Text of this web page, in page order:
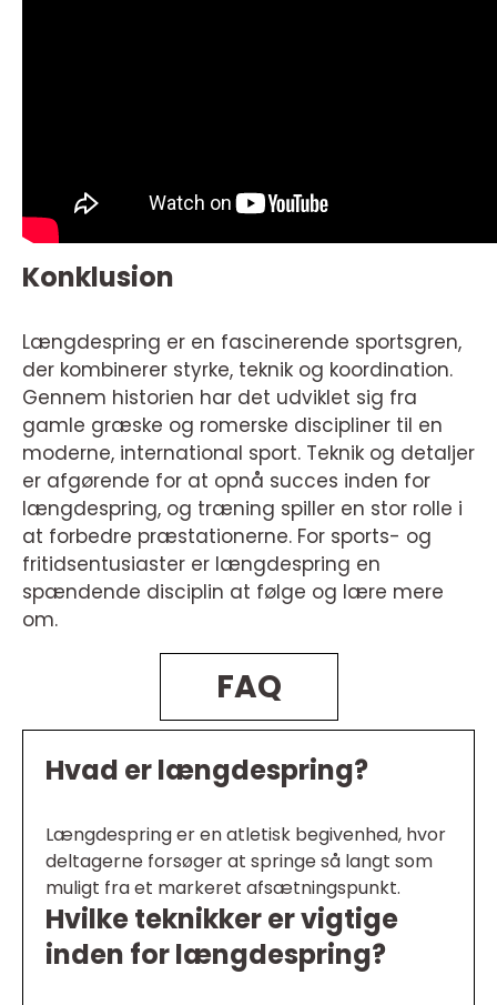
Konklusion
Længdespring er en fascinerende sportsgren,
der kombinerer styrke, teknik og koordination.
Gennem historien har det udviklet sig fra
gamle græske og romerske discipliner til en
moderne, international sport. Teknik og detaljer
er afgørende for at opnå succes inden for
længdespring, og træning spiller en stor rolle i
at forbedre præstationerne. For sports- og
fritidsentusiaster er længdespring en
spændende disciplin at følge og lære mere
om.
FAQ
Hvad er længdespring?
Længdespring er en atletisk begivenhed, hvor
deltagerne forsøger at springe så langt som
muligt fra et markeret afsætningspunkt.
Hvilke teknikker er vigtige
inden for længdespring?